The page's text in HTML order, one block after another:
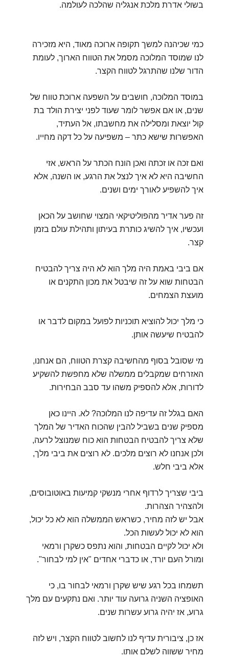
בשולי אדרת מלכת אנגליה שהלכה לעולמה.
כמי שכיהנה למשך תקופה ארוכה מאוד, היא מזכירה
לנו שמוסד המלוכה מסמל את הטווח הארוך, לעומת
הדור שלנו שהתרגל לטווח הקצר.
במוסד המלוכה, חושבים על השפעה ארוכת טווח של
שנים, או אם אפשר לומר שעוד לפני יצירת הולד בת
קול יוצאת ומסלילה את מחשבתו, אל העתיד,
האפשרות שישא כתר – משפיעה על כל דקה מחייו.
ואם זכה או זכתה ואכן הונח הכתר על הראש, אזי
החשיבה היא לא איך לנצל את הרגע, או השנה, אלא
איך להשפיע לאורך ימים ושנים.
זה פער אדיר מהפוליטיקאי המצוי שחושב על הכאן
ועכשיו, איך להשיג כותרת בעיתון ותהילת עולם בזמן
קצר.
אם ביבי באמת היה מלך הוא לא היה צריך להבטיח
הבטחות שוא על זה שיבטל את מכון התקנים או
מועצת הצמחים.
כי מלך יכול להוציא תוכניות לפועל במקום לדבר או
להבטיח שיעשה אותן.
מי שסובל בסוף מהחשיבה קצרת הטווח, הם אנחנו,
האזרחים שמקבלים ממשלה שלא מחפשת להשקיע
לדורות, אלא להספיק משהו עד סבב הבחירות.
האם בגלל זה עדיפה לנו המלוכה? לא. היינו כאן
מספיק שנים בשביל להבין שהכוח האדיר של המלך
שלא צריך להבטיח הבטחות הוא כוח שמנוצל לרעה,
ולכן אנחנו לא רוצים מלכים. לא רוצים את ביבי מלך,
אלא ביבי חלש.
ביבי שצריך לרדוף אחרי מנשקי קמיעות באוטובוסים,
ולהצהיר הצהרות.
אבל יש לזה מחיר, כשראש הממשלה הוא לא כל יכול,
הוא לא יכול לעשות הכל.
ולא יכול לקיים הבטחות, והוא נתפס כשקרן ורמאי
ומורל העם יורד, או כדברי אחדים "אין למי לבחור".
תשמחו בכל רגע שיש שקרן ורמאי לבחור בו, כי
האופציה השניה גרועה עוד יותר. ואם נתקעים עם מלך
גרוע, אז יהיה גרוע עשרות שנים.
אז כן, ציבורית עדיף לנו לחשוב לטווח הקצר, ויש לזה
מחיר ששווה לשלם אותו.